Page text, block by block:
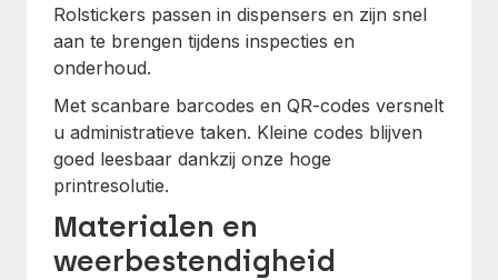
Rolstickers passen in dispensers en zijn snel
aan te brengen tijdens inspecties en
onderhoud.
Met scanbare barcodes en QR-codes versnelt
u administratieve taken. Kleine codes blijven
goed leesbaar dankzij onze hoge
printresolutie.
Materialen en
weerbestendigheid